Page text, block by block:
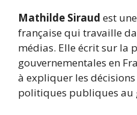
Mathilde Siraud est
française qui travaille
médias. Elle écrit sur la
gouvernementales en
à expliquer les
politiques publiques au